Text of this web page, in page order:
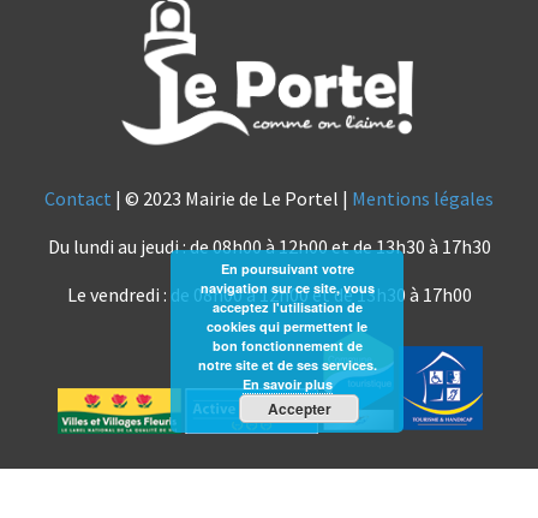
Contact | © 2023 Mairie de Le Portel | Mentions légales
Du lundi au jeudi : de 08h00 à 12h00 et de 13h30 à 17h30
Le vendredi : de 08h00 à 12h00 et de 13h30 à 17h00
En poursuivant votre
navigation sur ce site, vous
acceptez l'utilisation de
cookies qui permettent le
bon fonctionnement de
notre site et de ses services.
En savoir plus
Accepter